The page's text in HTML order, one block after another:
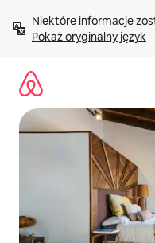
treści Pokaż oryginalny język